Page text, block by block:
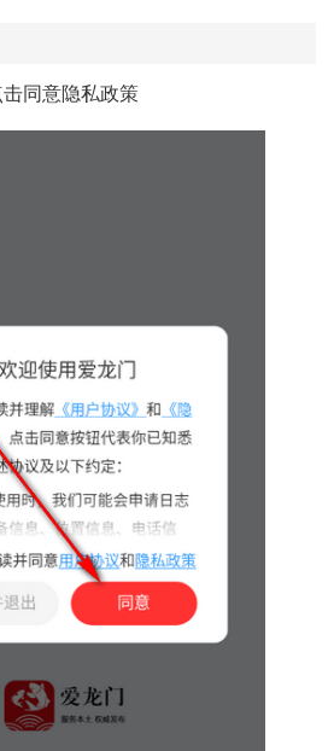
同意隐私政策